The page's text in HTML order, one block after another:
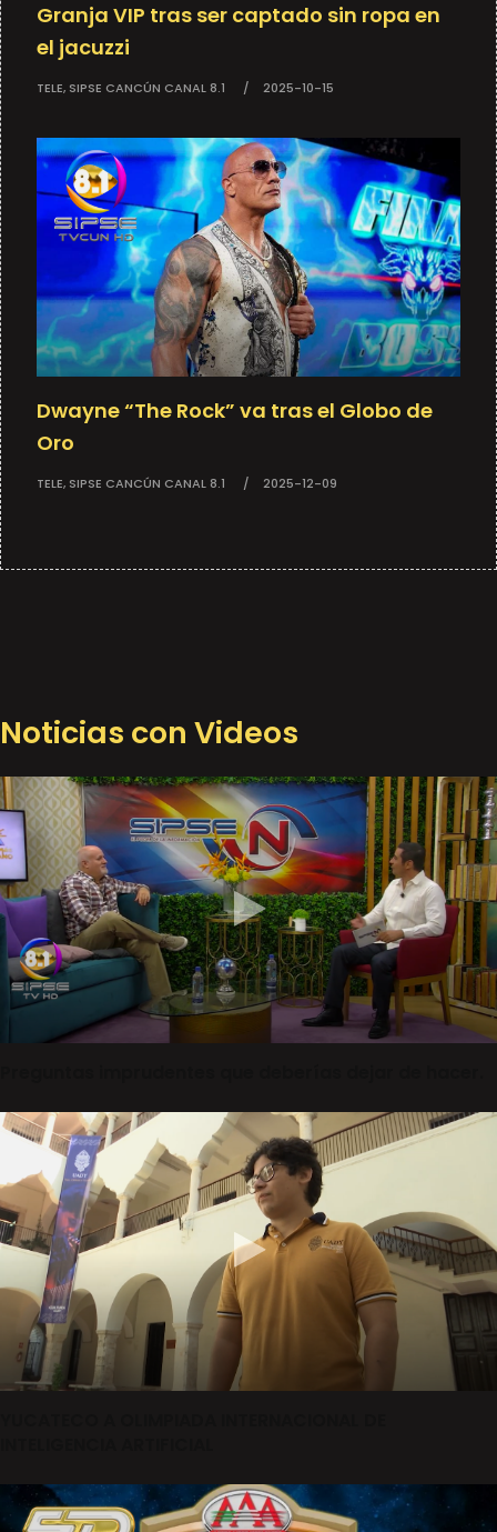
Granja VIP tras ser captado sin ropa en
el jacuzzi
TELE, SIPSE CANCÚN CANAL 8.1 2025-10-15
Dwayne “The Rock” va tras el Globo de
Oro
TELE, SIPSE CANCÚN CANAL 8.1 2025-12-09
Noticias con Videos